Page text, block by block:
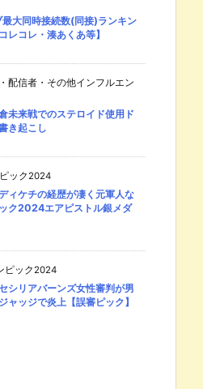
大同時接続数(同接)ランキン
レコレ・湊あくあ等】
配信者・その他インフルエン
未来戦でのステロイド使用ド
き起こし
ック2024
ィケチの経歴が凄く元軍人な
ク2024エアピストル銀メダ
ピック2024
シリアバーンズ女性審判が男
ャッジで炎上【誤審ピック】